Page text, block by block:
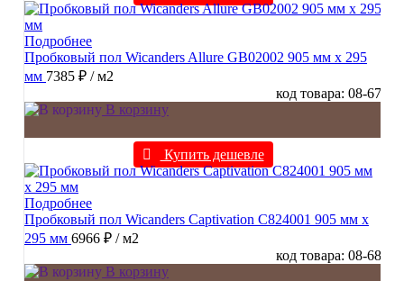
Подробнее
Пробковый пол Wicanders Allure GB02002 905 мм х 295
мм 7385 ₽ / м2
код товара: 08-67
В корзину
Купить дешевле
Подробнее
Пробковый пол Wicanders Captivation C824001 905 мм х
295 мм 6966 ₽ / м2
код товара: 08-68
В корзину